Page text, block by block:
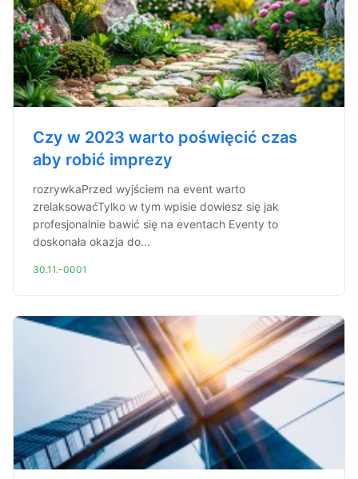
Czy w 2023 warto poświęcić czas
aby robić imprezy
rozrywkaPrzed wyjściem na event warto
zrelaksowaćTylko w tym wpisie dowiesz się jak
profesjonalnie bawić się na eventach Eventy to
doskonała okazja do...
30.11.-0001